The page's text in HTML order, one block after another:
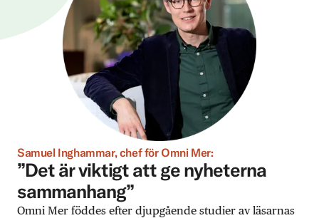
Samuel Inghammar, chef för Omni Mer:
”Det är viktigt att ge nyheterna
sammanhang”
Omni Mer föddes efter djupgående studier av läsarnas